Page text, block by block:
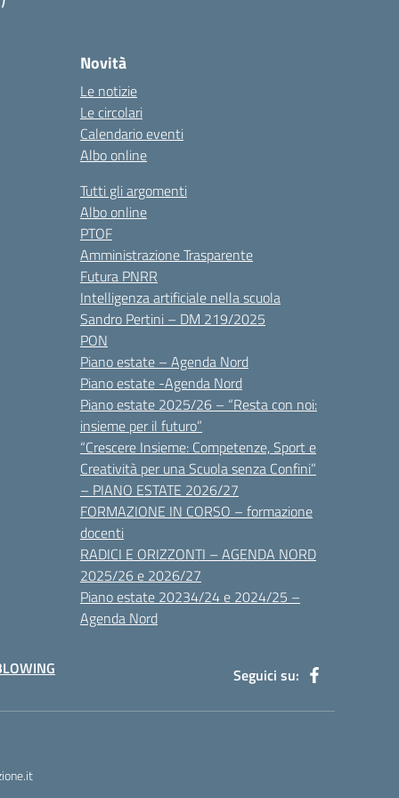
Novità
Le notizie
Le circolari
Calendario eventi
Albo online
Tutti gli argomenti
Albo online
PTOF
Amministrazione Trasparente
Futura PNRR
Intelligenza artificiale nella scuola
Sandro Pertini – DM 219/2025
PON
Piano estate – Agenda Nord
Piano estate -Agenda Nord
Piano estate 2025/26 – “Resta con noi:
insieme per il futuro”
“Crescere Insieme: Competenze, Sport e
Creatività per una Scuola senza Confini”
– PIANO ESTATE 2026/27
FORMAZIONE IN CORSO – formazione
docenti
RADICI E ORIZZONTI – AGENDA NORD
2025/26 e 2026/27
Piano estate 20234/24 e 2024/25 –
Agenda Nord
Seguici su: